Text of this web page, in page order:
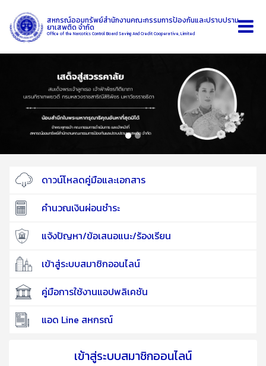
สหกรณ์ออมทรัพย์สำนักงานคณะกรรมการป้องกันและปราบปราม
ยาเสพติด จำกัด
Office of the Narcotics Control Board Saving And Credit Cooperative, Limited
ดาวน์โหลดคู่มือและเอกสาร
คำนวณเงินผ่อนชำระ
แจ้งปัญหา/ข้อเสนอแนะ/ร้องเรียน
เข้าสู่ระบบสมาชิกออนไลน์
คู่มือการใช้งานแอปพลิเคชัน
แอด Line สหกรณ์
เข้าสู่ระบบสมาชิกออนไลน์